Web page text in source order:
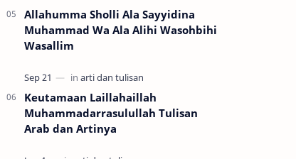
Allahumma Sholli Ala Sayyidina
Muhammad Wa Ala Alihi Wasohbihi
Wasallim
Keutamaan Laillahaillah
Muhammadarrasulullah Tulisan
Arab dan Artinya